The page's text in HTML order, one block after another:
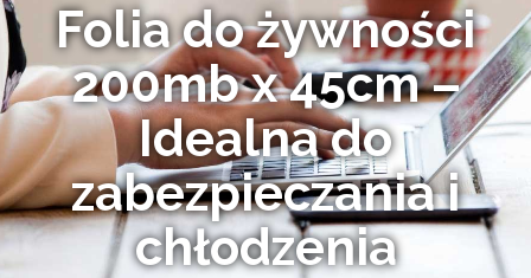
Folia do żywności
200mb x 45cm –
Idealna do
zabezpieczania i
chłodzenia